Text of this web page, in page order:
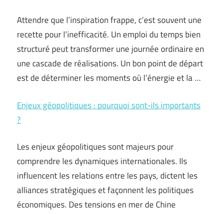
Attendre que l’inspiration frappe, c’est souvent une
recette pour l’inefficacité. Un emploi du temps bien
structuré peut transformer une journée ordinaire en
une cascade de réalisations. Un bon point de départ
est de déterminer les moments où l’énergie et la …
Enjeux géopolitiques : pourquoi sont-ils importants
?
Les enjeux géopolitiques sont majeurs pour
comprendre les dynamiques internationales. Ils
influencent les relations entre les pays, dictent les
alliances stratégiques et façonnent les politiques
économiques. Des tensions en mer de Chine